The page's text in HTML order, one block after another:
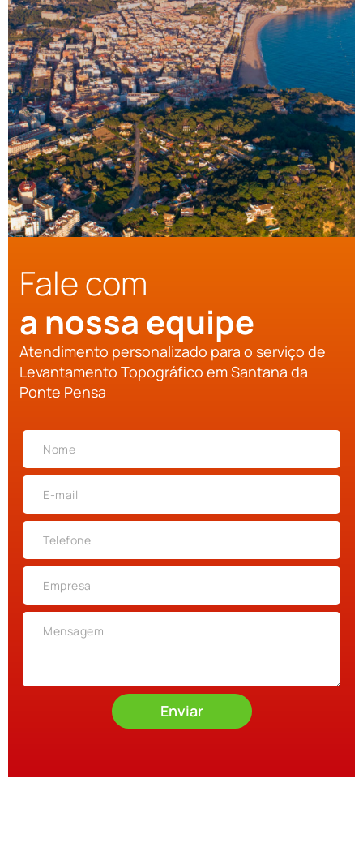
Fale com
a nossa equipe
Atendimento personalizado para o serviço de
Levantamento Topográfico em Santana da
Ponte Pensa
Enviar